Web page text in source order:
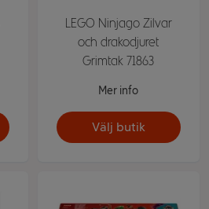
LEGO Ninjago Zilvar
och drakodjuret
Grimtak 71863
Mer info
Välj butik